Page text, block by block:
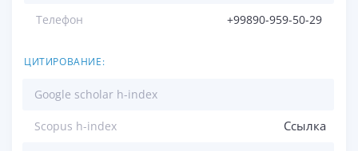
Телефон +99890-959-50-29
ЦИТИРОВАНИЕ:
Google scholar h-index
Scopus h-index Ссылка